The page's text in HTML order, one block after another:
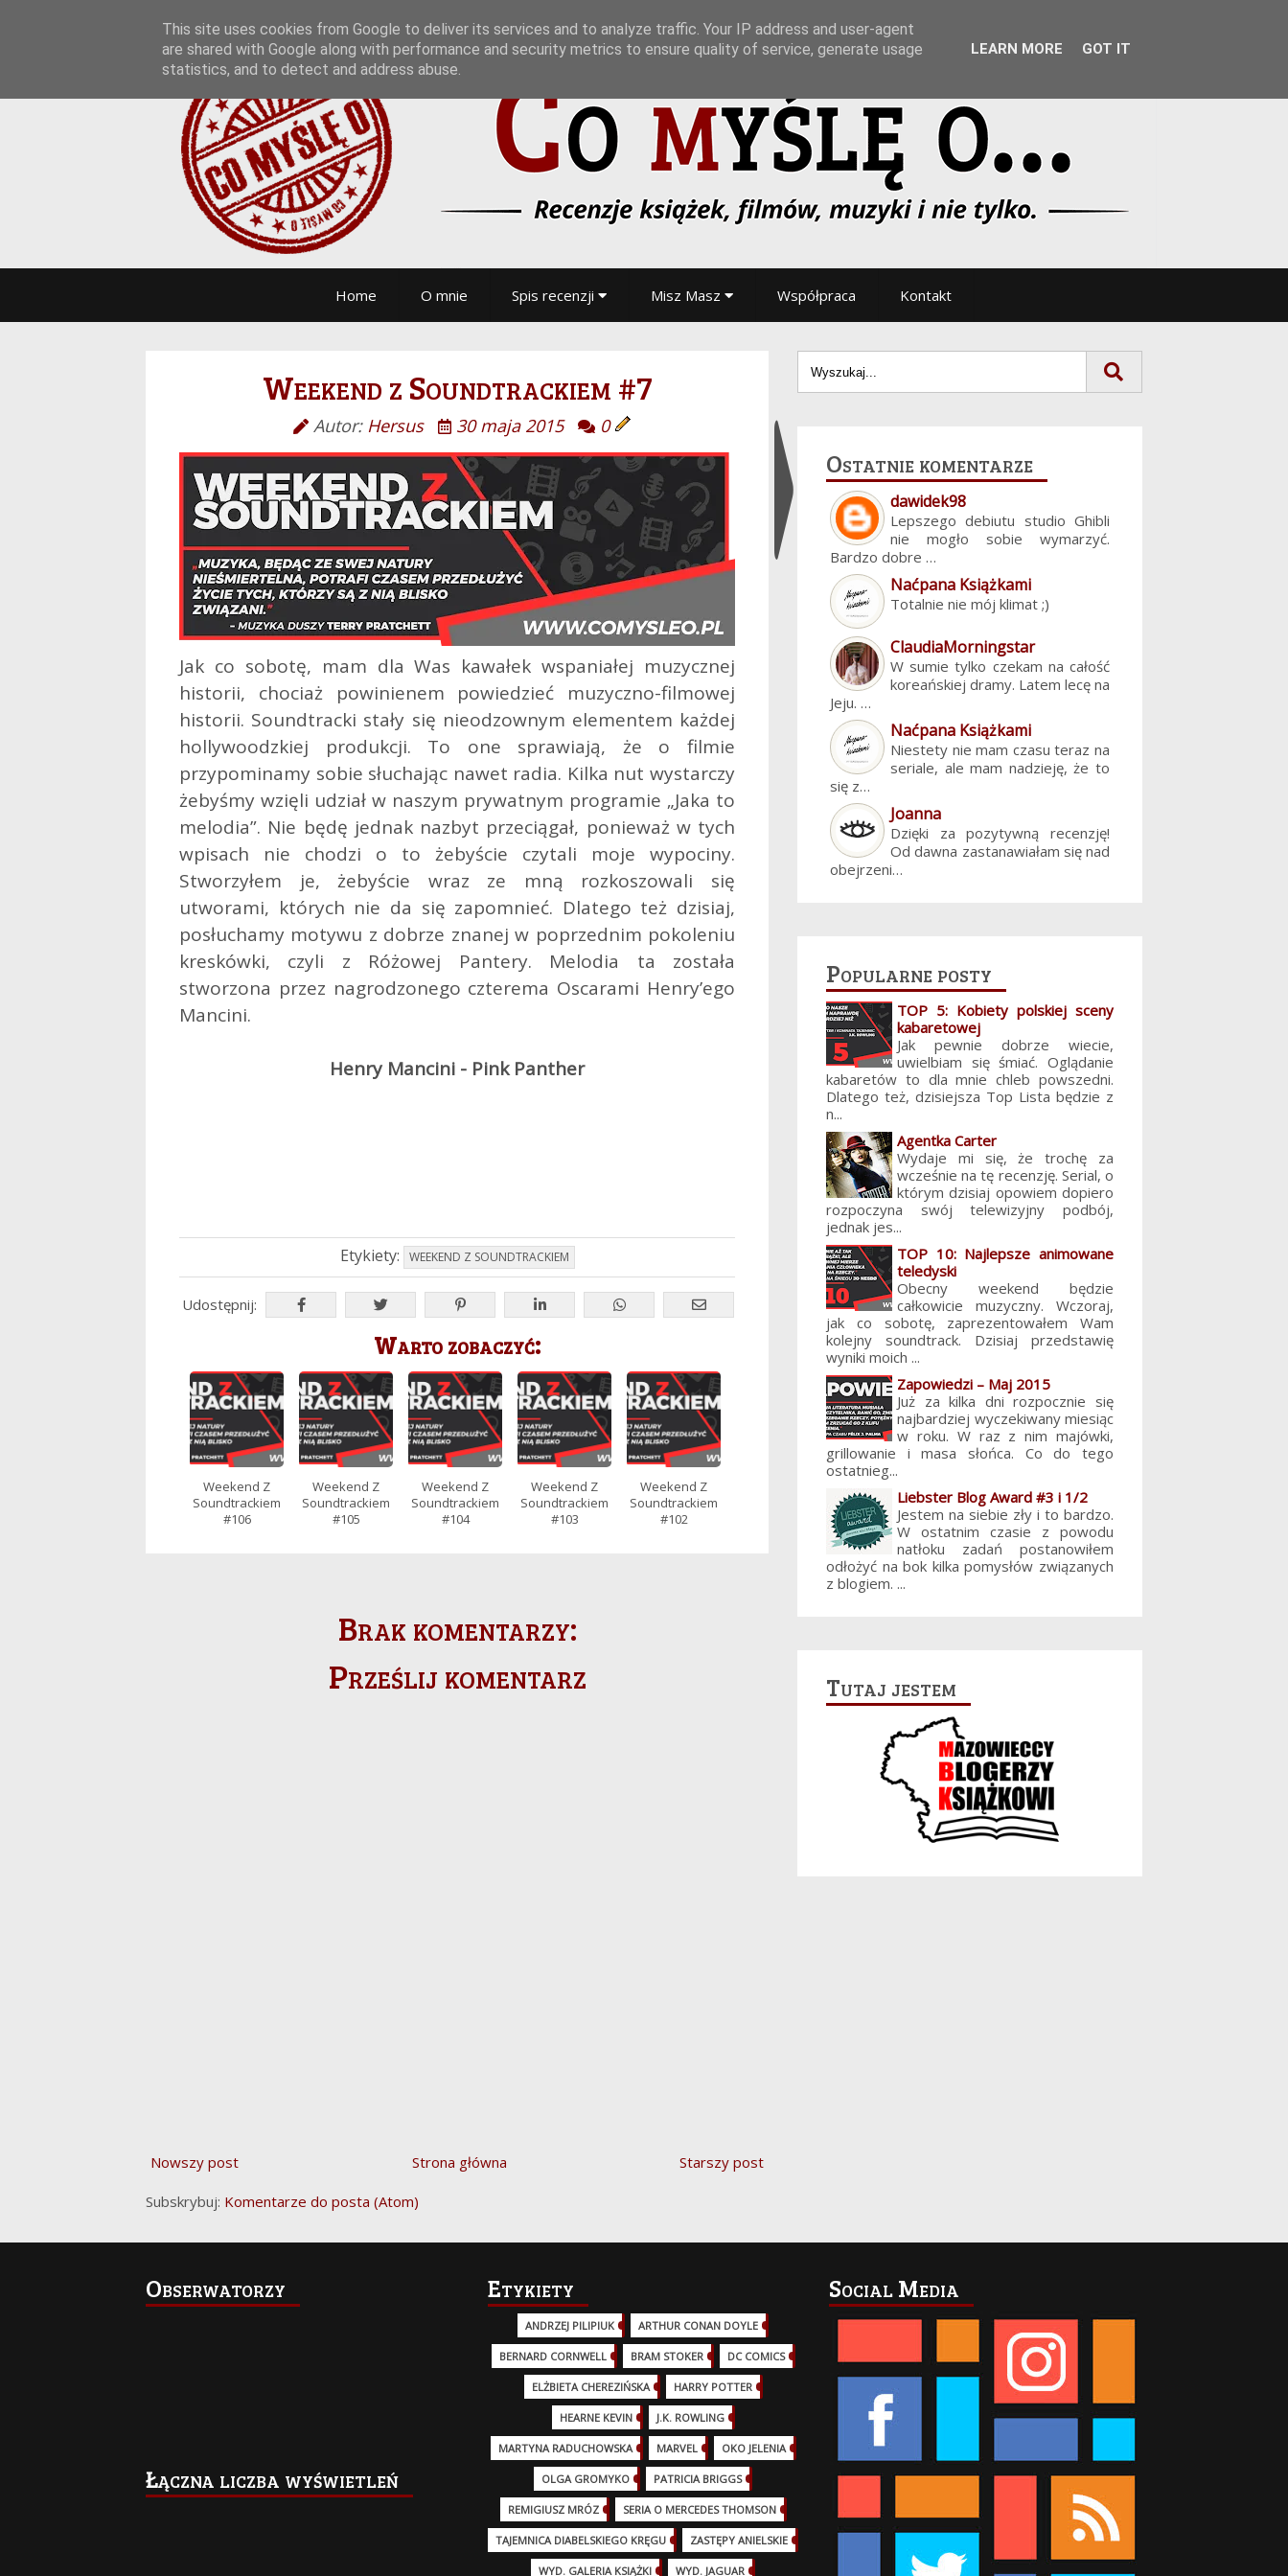
Home O mnie Spis recenzji Misz Masz Współpraca Kontakt
Weekend z Soundtrackiem #7
Autor: Hersus 30 maja 2015 0
Jak co sobotę, mam dla Was kawałek wspaniałej muzycznej
historii, chociaż powinienem powiedzieć muzyczno-filmowej
historii. Soundtracki stały się nieodzownym elementem każdej
hollywoodzkiej produkcji. To one sprawiają, że o filmie
przypominamy sobie słuchając nawet radia. Kilka nut wystarczy
żebyśmy wzięli udział w naszym prywatnym programie „Jaka to
melodia”. Nie będę jednak nazbyt przeciągał, ponieważ w tych
wpisach nie chodzi o to żebyście czytali moje wypociny.
Stworzyłem je, żebyście wraz ze mną rozkoszowali się
utworami, których nie da się zapomnieć. Dlatego też dzisiaj,
posłuchamy motywu z dobrze znanej w poprzednim pokoleniu
kreskówki, czyli z Różowej Pantery. Melodia ta została
stworzona przez nagrodzonego czterema Oscarami Henry’ego
Mancini.
Henry Mancini - Pink Panther
Etykiety: WEEKEND Z SOUNDTRACKIEM
Udostępnij:
Warto zobaczyć:
Weekend Z
Soundtrackiem
#106
Weekend Z
Soundtrackiem
#105
Weekend Z
Soundtrackiem
#104
Weekend Z
Soundtrackiem
#103
Weekend Z
Soundtrackiem
#102
Ukryj
Brak komentarzy:
Prześlij komentarz
Nowszy post Starszy post
Strona główna
Subskrybuj: Komentarze do posta (Atom)
Ostatnie komentarze
dawidek98
Lepszego debiutu studio Ghibli
nie mogło sobie wymarzyć.
Bardzo dobre …
Naćpana Książkami
Totalnie nie mój klimat ;)
ClaudiaMorningstar
W sumie tylko czekam na całość
koreańskiej dramy. Latem lecę na
Jeju. …
Naćpana Książkami
Niestety nie mam czasu teraz na
seriale, ale mam nadzieję, że to
się z…
Joanna
Dzięki za pozytywną recenzję!
Od dawna zastanawiałam się nad
obejrzeni…
Popularne posty
TOP 5: Kobiety polskiej sceny
kabaretowej
Jak pewnie dobrze wiecie,
uwielbiam się śmiać. Oglądanie
kabaretów to dla mnie chleb powszedni.
Dlatego też, dzisiejsza Top Lista będzie z
n...
Agentka Carter
Wydaje mi się, że trochę za
wcześnie na tę recenzję. Serial, o
którym dzisiaj opowiem dopiero
rozpoczyna swój telewizyjny podbój,
jednak jes...
TOP 10: Najlepsze animowane
teledyski
Obecny weekend będzie
całkowicie muzyczny. Wczoraj,
jak co sobotę, zaprezentowałem Wam
kolejny soundtrack. Dzisiaj przedstawię
wyniki moich ...
Zapowiedzi – Maj 2015
Już za kilka dni rozpocznie się
najbardziej wyczekiwany miesiąc
w roku. W raz z nim majówki,
grillowanie i masa słońca. Co do tego
ostatnieg...
Liebster Blog Award #3 i 1/2
Jestem na siebie zły i to bardzo.
W ostatnim czasie z powodu
natłoku zadań postanowiłem
odłożyć na bok kilka pomysłów związanych
z blogiem. ...
Tutaj jestem
Obserwatorzy
Łączna liczba wyświetleń
Etykiety
ANDRZEJ PILIPIUK (29)ARTHUR CONAN DOYLE
BERNARD CORNWELL BRAM STOKER DC COMICS
ELŻBIETA CHEREZIŃSKA HARRY POTTER
HEARNE KEVIN J.K. ROWLING
MARTYNA RADUCHOWSKA MARVEL (32)OKO JELENIA
OLGA GROMYKO PATRICIA BRIGGS
REMIGIUSZ MRÓZ SERIA O MERCEDES THOMSON
TAJEMNICA DIABELSKIEGO KRĘGU ZASTĘPY ANIELSKIE
WYD. GALERIA KSIĄŻKI WYD. JAGUAR
Social Media
This site uses cookies from Google to deliver its services and to analyze traffic. Your IP address and user-agent
are shared with Google along with performance and security metrics to ensure quality of service, generate usage
statistics, and to detect and address abuse.
LEARN MORE GOT IT